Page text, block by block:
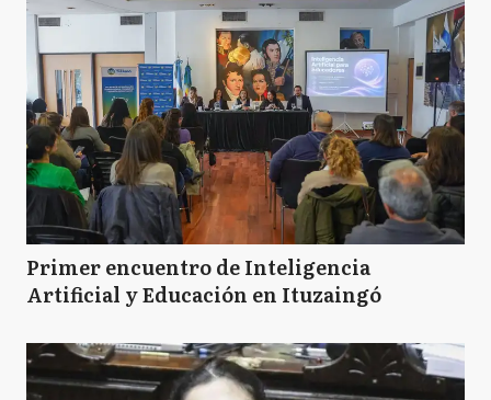
Primer encuentro de Inteligencia
Artificial y Educación en Ituzaingó